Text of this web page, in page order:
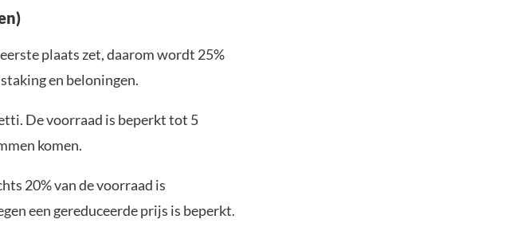
plaats zet, daarom wordt 25%
en beloningen.
De voorraad is beperkt tot 5
komen.
20% van de voorraad is
een gereduceerde prijs is beperkt.